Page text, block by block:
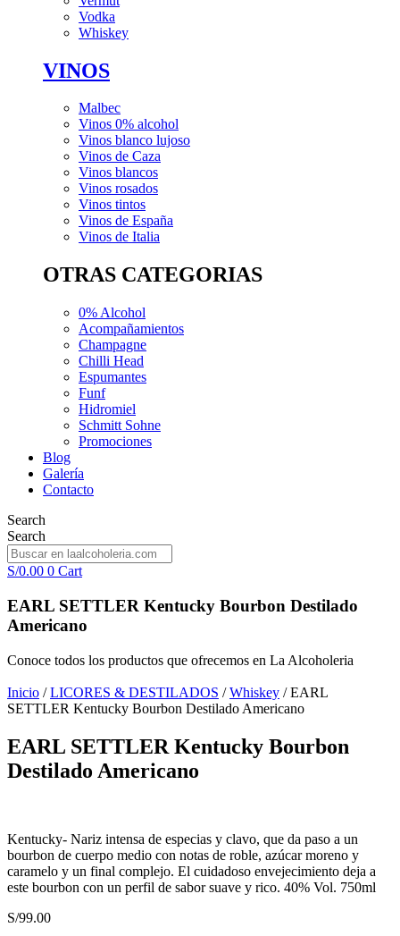
Vodka
Whiskey
VINOS
Malbec
Vinos 0% alcohol
Vinos blanco lujoso
Vinos de Caza
Vinos blancos
Vinos rosados
Vinos tintos
Vinos de España
Vinos de Italia
OTRAS CATEGORIAS
0% Alcohol
Acompañamientos
Champagne
Chilli Head
Espumantes
Funf
Hidromiel
Schmitt Sohne
Promociones
Blog
Galería
Contacto
Search
Search
S/0.00 0 Cart
EARL SETTLER Kentucky Bourbon Destilado
Americano
Conoce todos los productos que ofrecemos en La Alcoholeria
Inicio /LICORES & DESTILADOS /Whiskey / EARL
SETTLER Kentucky Bourbon Destilado Americano
EARL SETTLER Kentucky Bourbon
Destilado Americano
Kentucky- Nariz intensa de especias y clavo, que da paso a un
bourbon de cuerpo medio con notas de roble, azúcar moreno y
caramelo y un final complejo. El cuidadoso envejecimiento deja a
este bourbon con un perfil de sabor suave y rico. 40% Vol. 750ml
S/99.00